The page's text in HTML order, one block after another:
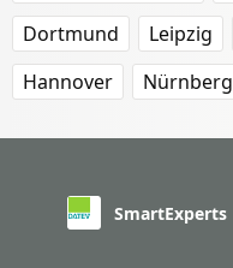
Dortmund
Leipzig
Hannover
Nürnberg
SmartExperts